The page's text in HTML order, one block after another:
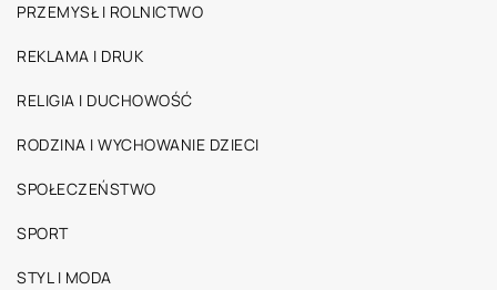
PRZEMYSŁ I ROLNICTWO
REKLAMA I DRUK
RELIGIA I DUCHOWOŚĆ
RODZINA I WYCHOWANIE DZIECI
SPOŁECZEŃSTWO
SPORT
STYL I MODA